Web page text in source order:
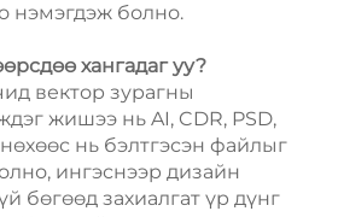
нэмэгдэж болно.
хангадаг уу?
вектор зурагны
жишээ нь AI, CDR, PSD,
нь бэлтгэсэн файлыг
ингэснээр дизайн
бөгөөд захиалгат үр дүнг